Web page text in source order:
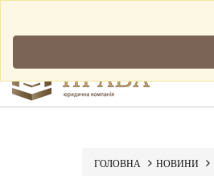
ГОЛОВНА НОВИНИ